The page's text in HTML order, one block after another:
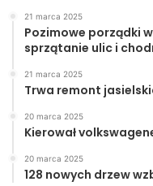
Dolny Śląsk
21 marca 2025
Pozimowe porządki
sprzątanie ulic i
21 marca 2025
Trwa remont
20 marca 2025
Kierował
20 marca 2025
128 nowych drzew